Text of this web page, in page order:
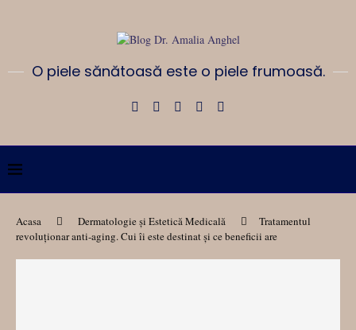
O piele sănătoasă este o piele frumoasă.
Acasa Dermatologie și Estetică Medicală
Tratamentul
revoluționar anti-aging. Cui îi este destinat și ce beneficii are